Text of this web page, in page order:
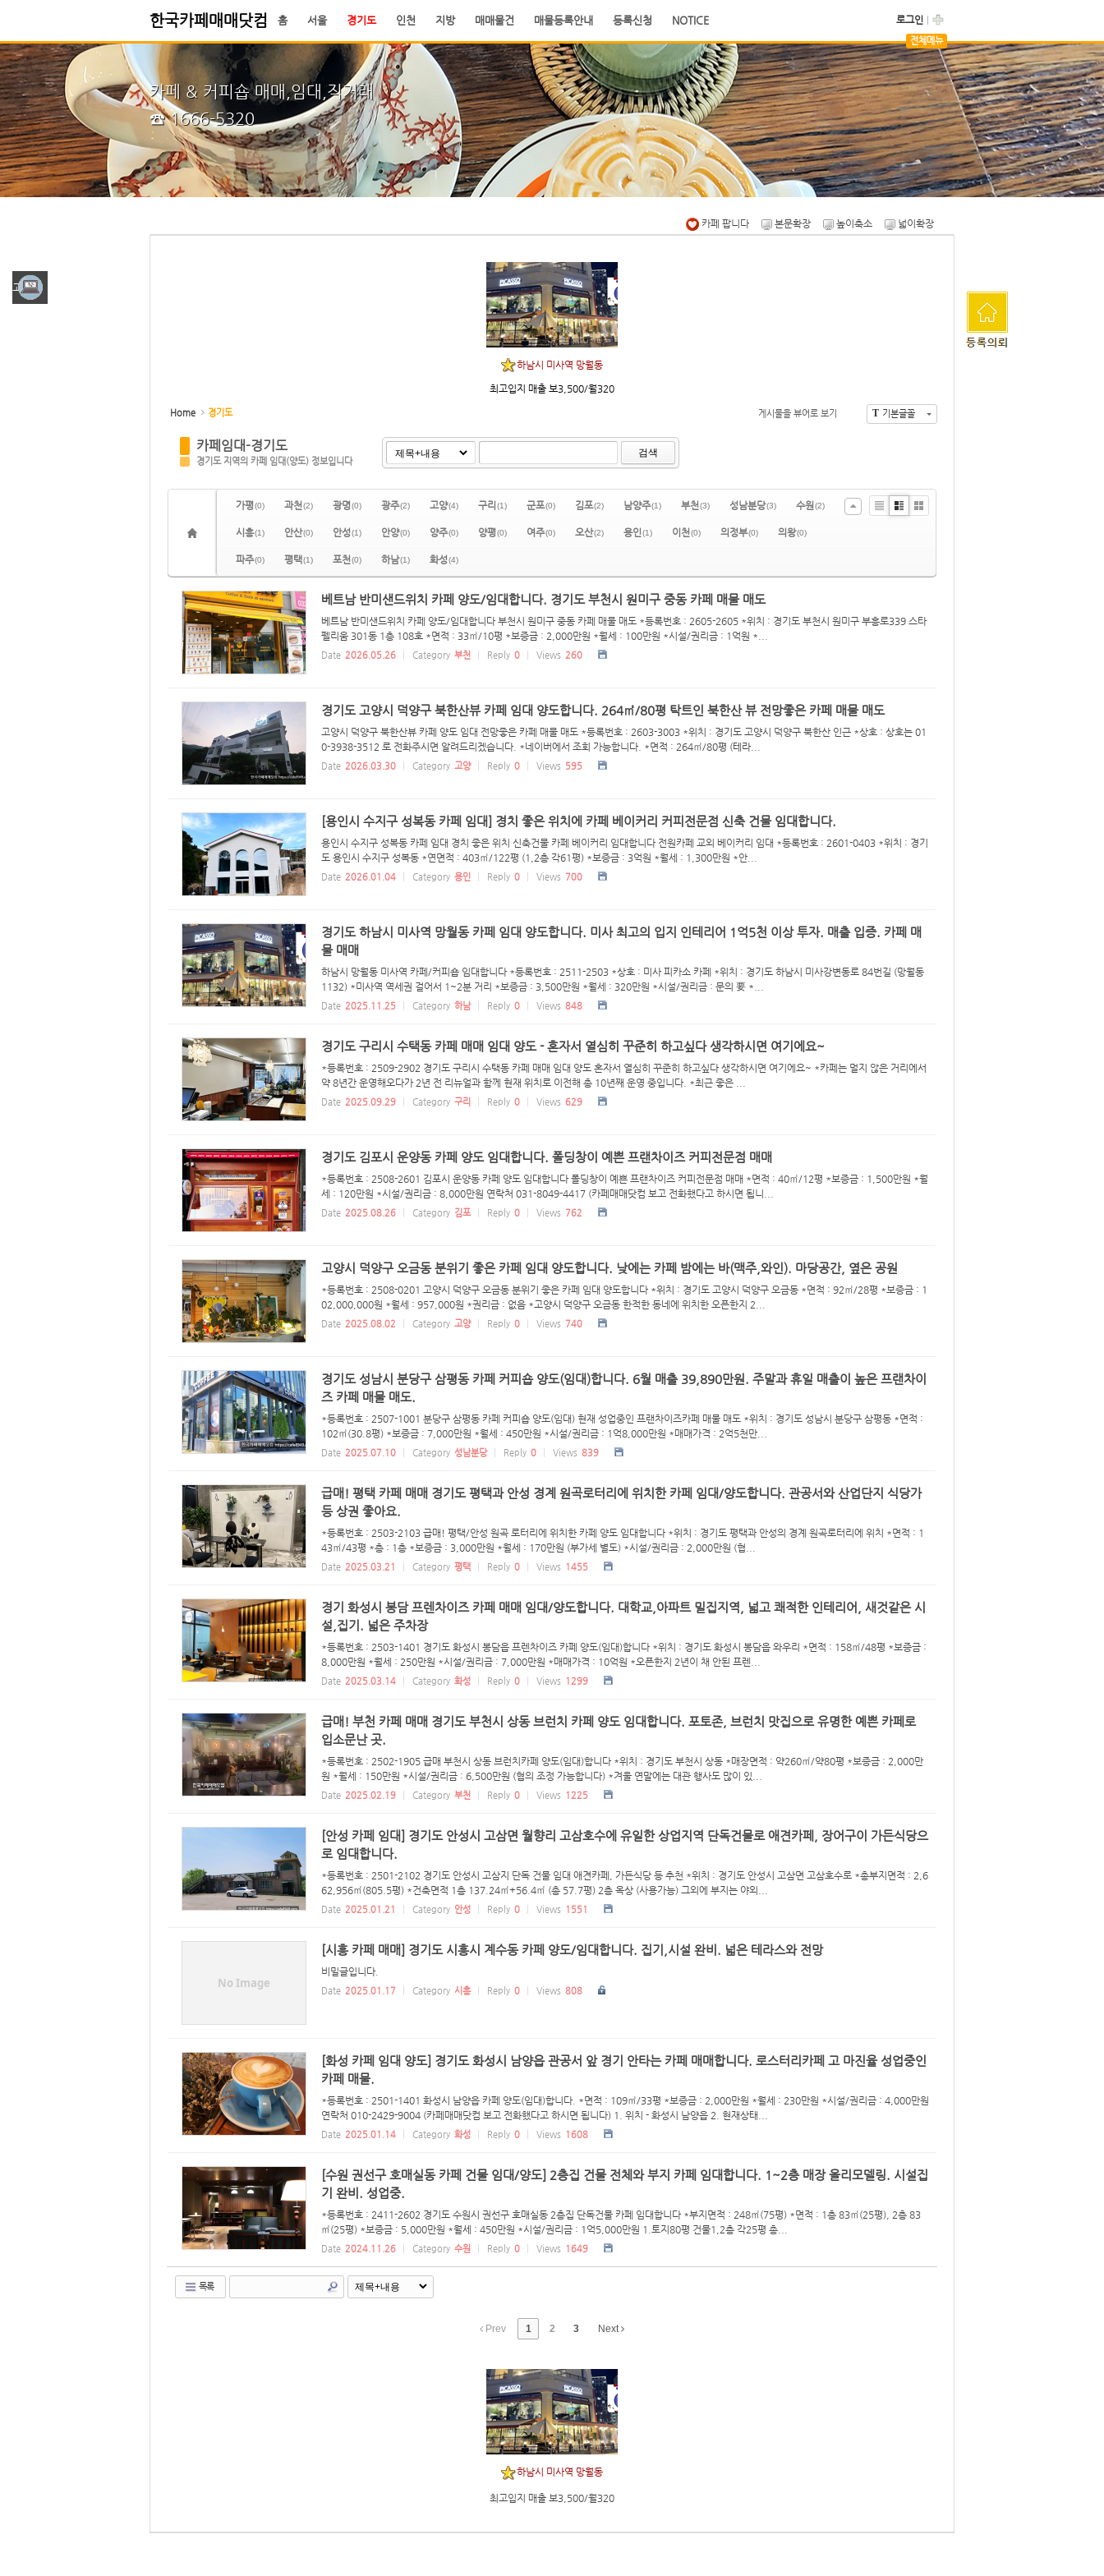
고
카페 & 커피숍 매매,임대,직거래
☎ 1666-5320
한국카페매매닷컴 홈 서울 경기도 인천 지방 매매물건 매물등록안내 등록신청 NOTICE 로그인
시작페이지 즐겨찾기 카페용품마켓
자유게시판
전체메뉴
넓이확장
높이축소
본문확장
카페 팝니다
하남시 미사역 망월동
최고입지 매출 보3,500/월320
Home 경기도 T 기본글꼴
게시물을 뷰어로 보기
카페임대-경기도
경기도 지역의 카페 임대(양도) 정보입니다
검색
가평(0) 과천(2) 광명(0) 광주(2) 고양(4) 구리 (1) 군포(0) 김포(2) 남양주(1) 부천(3) 성남분당(3) 수원 (2)
시흥(1) 안산(0) 안성(1) 안양(0) 양주(0) 양평(0) 여주(0) 오산(2) 용인(1) 이천(0) 의정부(0) 의왕(0)
파주(0) 평택(1) 포천(0) 하남(1) 화성(4)
Li
Zi
G
베트남 반미샌드위치 카페 양도/임대합니다. 경기도 부천시 원미구 중동 카페 매물 매도
베트남 반미샌드위치 카페 양도/임대합니다 부천시 원미구 중동 카페 매물 매도 *등록번호 : 2605-2605 *위치 : 경기도 부천시 원미구 부흥로339 스타
펠리움 301동 1층 108호 *면적 : 33㎡/10평 *보증금 : 2,000만원 *월세 : 100만원 *시설/권리금 : 1억원 *...
Date 2026.05.26 Category 부천 Reply 0 Views 260
경기도 고양시 덕양구 북한산뷰 카페 임대 양도합니다. 264㎡/80평 탁트인 북한산 뷰 전망좋은 카페 매물 매도
고양시 덕양구 북한산뷰 카페 양도 임대 전망좋은 카페 매물 매도 *등록번호 : 2603-3003 *위치 : 경기도 고양시 덕양구 북한산 인근 *상호 : 상호는 01
0-3938-3512 로 전화주시면 알려드리겠습니다. *네이버에서 조회 가능합니다. *면적 : 264㎡/80평 (테라...
Date 2026.03.30 Category 고양 Reply 0 Views 595
[용인시 수지구 성복동 카페 임대] 경치 좋은 위치에 카페 베이커리 커피전문점 신축 건물 임대합니다.
용인시 수지구 성복동 카페 임대 경치 좋은 위치 신축건물 카페 베이커리 임대합니다 전원카페 교외 베이커리 임대 *등록번호 : 2601-0403 *위치 : 경기
도 용인시 수지구 성복동 *연면적 : 403㎡/122평 (1,2층 각61평) *보증금 : 3억원 *월세 : 1,300만원 *안...
Date 2026.01.04 Category 용인 Reply 0 Views 700
경기도 하남시 미사역 망월동 카페 임대 양도합니다. 미사 최고의 입지 인테리어 1억5천 이상 투자. 매출 입증. 카페 매
물 매매
하남시 망월동 미사역 카페/커피숍 임대합니다 *등록번호 : 2511-2503 *상호 : 미사 피카소 카페 *위치 : 경기도 하남시 미사강변동로 84번길 (망월동
1132) *미사역 역세권 걸어서 1~2분 거리 *보증금 : 3,500만원 *월세 : 320만원 *시설/권리금 : 문의 要 *...
Date 2025.11.25 Category 하남 Reply 0 Views 848
경기도 구리시 수택동 카페 매매 임대 양도 - 혼자서 열심히 꾸준히 하고싶다 생각하시면 여기에요~
*등록번호 : 2509-2902 경기도 구리시 수택동 카페 매매 임대 양도 혼자서 열심히 꾸준히 하고싶다 생각하시면 여기에요~ *카페는 멀지 않은 거리에서
약 8년간 운영해오다가 2년 전 리뉴얼과 함께 현재 위치로 이전해 총 10년째 운영 중입니다. *최근 좋은 ...
Date 2025.09.29 Category 구리 Reply 0 Views 629
경기도 김포시 운양동 카페 양도 임대합니다. 폴딩창이 예쁜 프랜차이즈 커피전문점 매매
*등록번호 : 2508-2601 김포시 운양동 카페 양도 임대합니다 폴딩창이 예쁜 프랜차이즈 커피전문점 매매 *면적 : 40㎡/12평 *보증금 : 1,500만원 *월
세 : 120만원 *시설/권리금 : 8,000만원 연락처 031-8049-4417 (카페매매닷컴 보고 전화했다고 하시면 됩니...
Date 2025.08.26 Category 김포 Reply 0 Views 762
고양시 덕양구 오금동 분위기 좋은 카페 임대 양도합니다. 낮에는 카페 밤에는 바(맥주,와인). 마당공간, 옆은 공원
*등록번호 : 2508-0201 고양시 덕양구 오금동 분위기 좋은 카페 임대 양도합니다 *위치 : 경기도 고양시 덕양구 오금동 *면적 : 92㎡/28평 *보증금 : 1
02,000,000원 *월세 : 957,000원 *권리금 : 없음 *고양시 덕양구 오금동 한적한 동네에 위치한 오픈한지 2...
Date 2025.08.02 Category 고양 Reply 0 Views 740
경기도 성남시 분당구 삼평동 카페 커피숍 양도(임대)합니다. 6월 매출 39,890만원. 주말과 휴일 매출이 높은 프랜차이
즈 카페 매물 매도.
*등록번호 : 2507-1001 분당구 삼평동 카페 커피숍 양도(임대) 현재 성업중인 프랜차이즈카페 매물 매도 *위치 : 경기도 성남시 분당구 삼평동 *면적 :
102㎡(30.8평) *보증금 : 7,000만원 *월세 : 450만원 *시설/권리금 : 1억8,000만원 *매매가격 : 2억5천만...
Date 2025.07.10 Category 성남분당 Reply 0 Views 839
급매! 평택 카페 매매 경기도 평택과 안성 경계 원곡로터리에 위치한 카페 임대/양도합니다. 관공서와 산업단지 식당가
등 상권 좋아요.
*등록번호 : 2503-2103 급매! 평택/안성 원곡 로터리에 위치한 카페 양도 임대합니다 *위치 : 경기도 평택과 안성의 경계 원곡로터리에 위치 *면적 : 1
43㎡/43평 *층 : 1층 *보증금 : 3,000만원 *월세 : 170만원 (부가세 별도) *시설/권리금 : 2,000만원 (협...
Date 2025.03.21 Category 평택 Reply 0 Views 1455
경기 화성시 봉담 프렌차이즈 카페 매매 임대/양도합니다. 대학교,아파트 밀집지역, 넓고 쾌적한 인테리어, 새것같은 시
설,집기. 넓은 주차장
*등록번호 : 2503-1401 경기도 화성시 봉담읍 프렌차이즈 카페 양도(임대)합니다 *위치 : 경기도 화성시 봉담읍 와우리 *면적 : 158㎡/48평 *보증금 :
8,000만원 *월세 : 250만원 *시설/권리금 : 7,000만원 *매매가격 : 10억원 *오픈한지 2년이 채 안된 프렌...
Date 2025.03.14 Category 화성 Reply 0 Views 1299
급매! 부천 카페 매매 경기도 부천시 상동 브런치 카페 양도 임대합니다. 포토존, 브런치 맛집으로 유명한 예쁜 카페로
입소문난 곳.
*등록번호 : 2502-1905 급매 부천시 상동 브런치카페 양도(임대)합니다 *위치 : 경기도 부천시 상동 *매장면적 : 약260㎡/약80평 *보증금 : 2,000만
원 *월세 : 150만원 *시설/권리금 : 6,500만원 (협의 조정 가능합니다) *겨울 연말에는 대관 행사도 많이 있...
Date 2025.02.19 Category 부천 Reply 0 Views 1225
[안성 카페 임대] 경기도 안성시 고삼면 월향리 고삼호수에 유일한 상업지역 단독건물로 애견카페, 장어구이 가든식당으
로 임대합니다.
*등록번호 : 2501-2102 경기도 안성시 고삼지 단독 건물 임대 애견카페, 가든식당 등 추천 *위치 : 경기도 안성시 고삼면 고삼호수로 *총부지면적 : 2,6
62,956㎡(805.5평) *건축면적 1층 137.24㎡+56.4㎡ (총 57.7평) 2층 옥상 (사용가능) 그외에 부지는 야외...
Date 2025.01.21 Category 안성 Reply 0 Views 1551
No Image
[시흥 카페 매매] 경기도 시흥시 계수동 카페 양도/임대합니다. 집기,시설 완비. 넓은 테라스와 전망
비밀글입니다.
Date 2025.01.17 Category 시흥 Reply 0 Views 808
[화성 카페 임대 양도] 경기도 화성시 남양읍 관공서 앞 경기 안타는 카페 매매합니다. 로스터리카페 고 마진율 성업중인
카페 매물.
*등록번호 : 2501-1401 화성시 남양읍 카페 양도(임대)합니다. *면적 : 109㎡/33평 *보증금 : 2,000만원 *월세 : 230만원 *시설/권리금 : 4,000만원
연락처 010-2429-9004 (카페매매닷컴 보고 전화했다고 하시면 됩니다) 1. 위치 - 화성시 남양읍 2. 현재상태...
Date 2025.01.14 Category 화성 Reply 0 Views 1608
[수원 권선구 호매실동 카페 건물 임대/양도] 2층집 건물 전체와 부지 카페 임대합니다. 1~2층 매장 올리모델링. 시설집
기 완비. 성업중.
*등록번호 : 2411-2602 경기도 수원시 권선구 호매실동 2층집 단독건물 카페 임대합니다 *부지면적 : 248㎡(75평) *면적 : 1층 83㎡(25평), 2층 83
㎡(25평) *보증금 : 5,000만원 *월세 : 450만원 *시설/권리금 : 1억5,000만원 1.토지80평 건물1,2층 각25평 총...
Date 2024.11.26 Category 수원 Reply 0 Views 1649
목록
Prev 1 2 3 Next
하남시 미사역 망월동
최고입지 매출 보3,500/월320
Sketchbook5, 스케치북5
Sketchbook5, 스케치북5
Sketchbook5, 스케치북5
Sketchbook5, 스케치북5